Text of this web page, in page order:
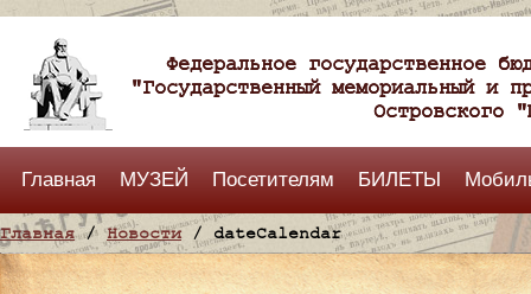
Федеральное государственное
"Государственный мемориальный и
Островского
Главная МУЗЕЙ Посетителям БИЛЕТЫ
Главная/Новости/ dateCalendar